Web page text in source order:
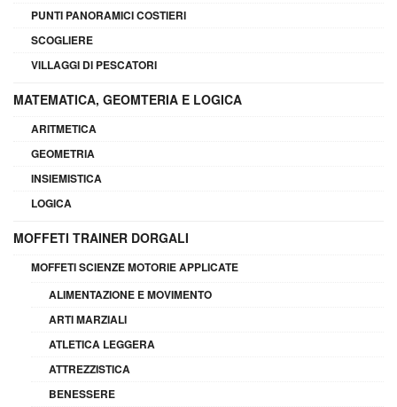
PUNTI PANORAMICI COSTIERI
SCOGLIERE
VILLAGGI DI PESCATORI
MATEMATICA, GEOMTERIA E LOGICA
ARITMETICA
GEOMETRIA
INSIEMISTICA
LOGICA
MOFFETI TRAINER DORGALI
MOFFETI SCIENZE MOTORIE APPLICATE
ALIMENTAZIONE E MOVIMENTO
ARTI MARZIALI
ATLETICA LEGGERA
ATTREZZISTICA
BENESSERE